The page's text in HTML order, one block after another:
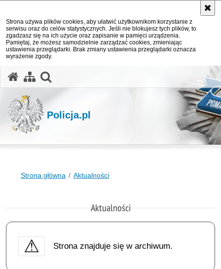
Strona używa plików cookies, aby ułatwić użytkownikom korzystanie z
serwisu oraz do celów statystycznych. Jeśli nie blokujesz tych plików, to
zgadzasz się na ich użycie oraz zapisanie w pamięci urządzenia.
Pamiętaj, że możesz samodzielnie zarządzać cookies, zmieniając
ustawienia przeglądarki. Brak zmiany ustawienia przeglądarki oznacza
wyrażenie zgody.
Policja.pl
Strona główna Aktualności
Aktualności
Strona znajduje się w archiwum.